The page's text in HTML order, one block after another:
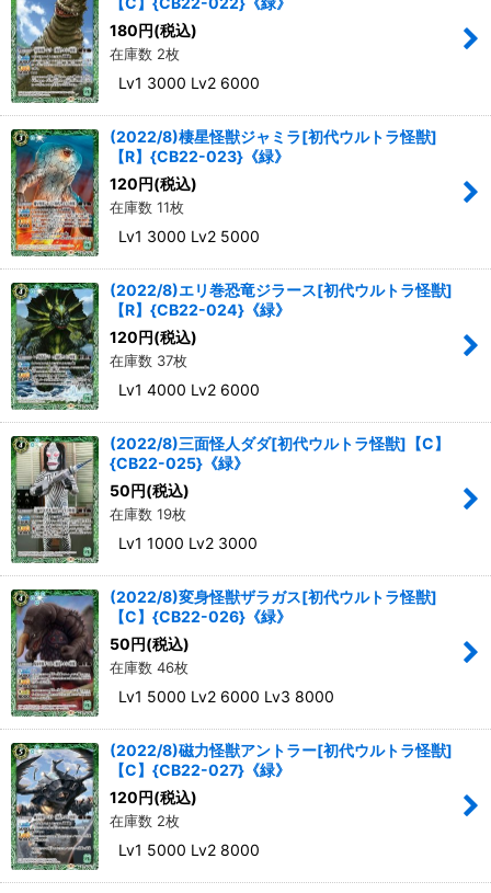
180 円(税込)
在庫数 2枚
Lv1 3000 Lv2 6000
(2022/8)棲星怪獣ジャミラ[初代ウルトラ怪獣]
【R】{CB22-023}《緑》
120 円(税込)
在庫数 11枚
Lv1 3000 Lv2 5000
(2022/8)エリ巻恐竜ジラース[初代ウルトラ怪獣]
【R】{CB22-024}《緑》
120 円(税込)
在庫数 37枚
Lv1 4000 Lv2 6000
(2022/8)三面怪人ダダ[初代ウルトラ怪獣]【C】
{CB22-025}《緑》
50 円(税込)
在庫数 19枚
Lv1 1000 Lv2 3000
(2022/8)変身怪獣ザラガス[初代ウルトラ怪獣]
【C】{CB22-026}《緑》
50 円(税込)
在庫数 46枚
Lv1 5000 Lv2 6000 Lv3 8000
(2022/8)磁力怪獣アントラー[初代ウルトラ怪獣]
【C】{CB22-027}《緑》
120 円(税込)
在庫数 2枚
Lv1 5000 Lv2 8000